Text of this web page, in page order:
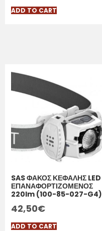
ADD TO CART
SAS ΦΑΚΟΣ ΚΕΦΑΛΗΣ LED
ΕΠΑΝΑΦΟΡΤΙΖΟΜΕΝΟΣ
220lm (100-85-027-G4)
42,50€
ADD TO CART